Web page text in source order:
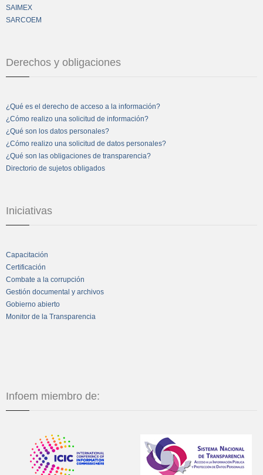
SAIMEX
SARCOEM
Derechos y obligaciones
¿Qué es el derecho de acceso a la información?
¿Cómo realizo una solicitud de información?
¿Qué son los datos personales?
¿Cómo realizo una solicitud de datos personales?
¿Qué son las obligaciones de transparencia?
Directorio de sujetos obligados
Iniciativas
Capacitación
Certificación
Combate a la corrupción
Gestión documental y archivos
Gobierno abierto
Monitor de la Transparencia
Infoem miembro de: